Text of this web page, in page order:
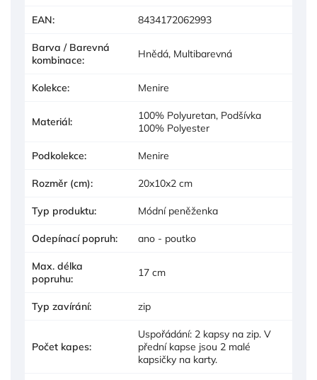
EAN: 8434172062993
Barva / Barevná
kombinace: Hnědá, Multibarevná
Kolekce: Menire
Materiál:
100% Polyuretan, Podšívka
100% Polyester
Podkolekce: Menire
Rozměr (cm): 20x10x2 cm
Typ produktu: Módní peněženka
Odepínací popruh: ano - poutko
Max. délka
popruhu: 17 cm
Typ zavírání: zip
Počet kapes:
Uspořádání: 2 kapsy na zip. V
přední kapse jsou 2 malé
kapsičky na karty.